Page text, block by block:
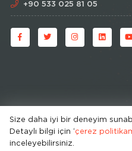
+90 533 025 81 05
© HipoKid 2026 . All rights
Developed by
Size daha iyi bir deneyim
Detaylı bilgi için ‘çerez
inceleyebilirsiniz.